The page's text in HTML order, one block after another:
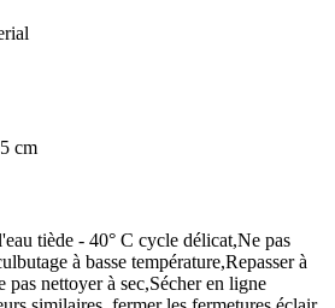
cm
tiède - 40° C cycle délicat,Ne pas
à basse température,Repasser à
pas nettoyer à sec,Sécher en ligne